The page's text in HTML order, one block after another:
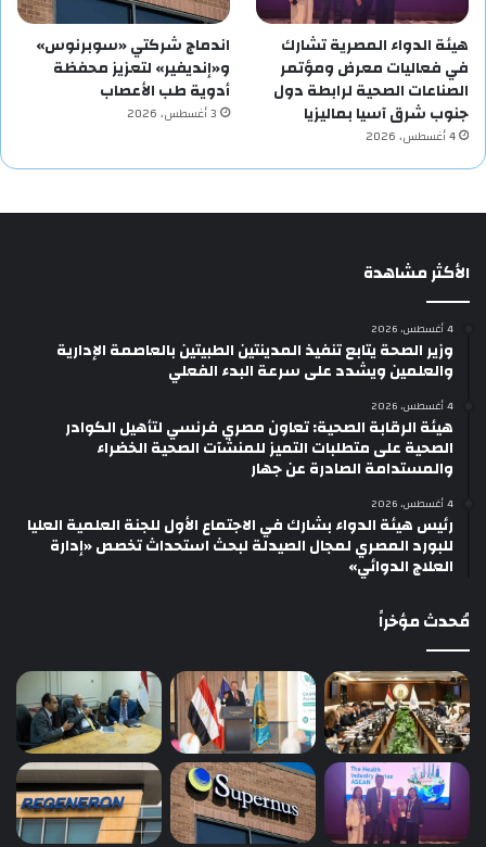
هيئة الدواء المصرية تشارك
في فعاليات معرض ومؤتمر
الصناعات الصحية لرابطة دول
جنوب شرق آسيا بماليزيا
4 أغسطس، 2026
اندماج شركتي «سوبرنوس»
و«إنديفير» لتعزيز محفظة
أدوية طب الأعصاب
3 أغسطس، 2026
الأكثر مشاهدة
4 أغسطس، 2026
وزير الصحة يتابع تنفيذ المدينتين الطبيتين بالعاصمة الإدارية
والعلمين ويشدد على سرعة البدء الفعلي
4 أغسطس، 2026
هيئة الرقابة الصحية: تعاون مصري فرنسي لتأهيل الكوادر
الصحية على متطلبات التميز للمنشآت الصحية الخضراء
والمستدامة الصادرة عن جهار
4 أغسطس، 2026
رئيس هيئة الدواء بشارك في الاجتماع الأول للجنة العلمية العليا
للبورد المصري لمجال الصيدلة لبحث استحداث تخصص «إدارة
العلاج الدوائي»
مُحدث مؤخراً